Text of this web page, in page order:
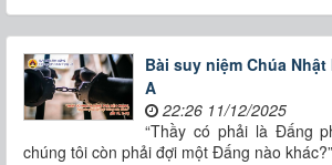
Bài suy niệm Chúa Nhật
A
22:26 11/12/2025
“Thầy có phải là Ðấng
chúng tôi còn phải đợi một Ðấng nào